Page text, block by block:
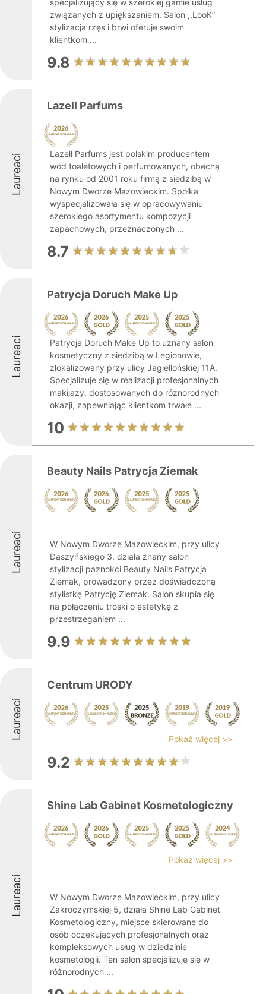
specjalizujący się w szerokiej gamie usług
związanych z upiększaniem. Salon ,,LooK”
stylizacja rzęs i brwi oferuje swoim
klientkom ...
9.8
Laureaci
Lazell Parfums
Lazell Parfums jest polskim producentem
wód toaletowych i perfumowanych, obecną
na rynku od 2001 roku firmą z siedzibą w
Nowym Dworze Mazowieckim. Spółka
wyspecjalizowała się w opracowywaniu
szerokiego asortymentu kompozycji
zapachowych, przeznaczonych ...
8.7
Laureaci
Patrycja Doruch Make Up
Patrycja Doruch Make Up to uznany salon
kosmetyczny z siedzibą w Legionowie,
zlokalizowany przy ulicy Jagiellońskiej 11A.
Specjalizuje się w realizacji profesjonalnych
makijaży, dostosowanych do różnorodnych
okazji, zapewniając klientkom trwałe ...
10
Laureaci
Beauty Nails Patrycja Ziemak
W Nowym Dworze Mazowieckim, przy ulicy
Daszyńskiego 3, działa znany salon
stylizacji paznokci Beauty Nails Patrycja
Ziemak, prowadzony przez doświadczoną
stylistkę Patrycję Ziemak. Salon skupia się
na połączeniu troski o estetykę z
przestrzeganiem ...
9.9
Laureaci
Centrum URODY
Pokaż więcej >>
9.2
Laureaci
Shine Lab Gabinet Kosmetologiczny
Pokaż więcej >>
W Nowym Dworze Mazowieckim, przy ulicy
Zakroczymskiej 5, działa Shine Lab Gabinet
Kosmetologiczny, miejsce skierowane do
osób oczekujących profesjonalnych oraz
kompleksowych usług w dziedzinie
kosmetologii. Ten salon specjalizuje się w
różnorodnych ...